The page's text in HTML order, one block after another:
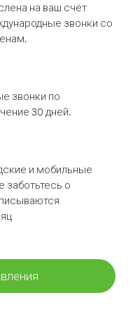
на ваш счёт
звонки со
звонки по
30 дней.
и мобильные
заботьтесь о